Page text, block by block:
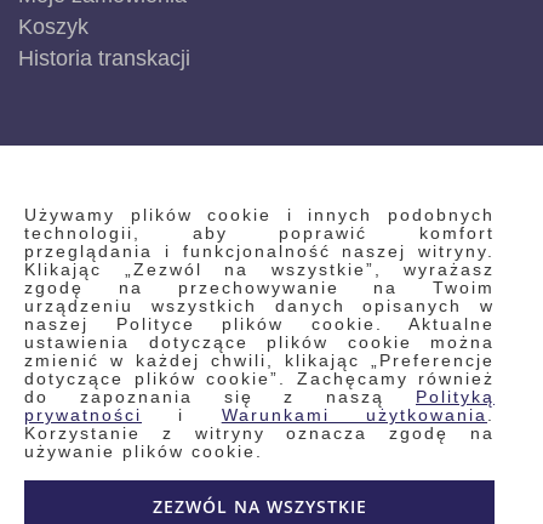
Używamy plików cookie i innych podobnych
technologii, aby poprawić komfort
przeglądania i funkcjonalność naszej witryny.
Klikając „Zezwól na wszystkie”, wyrażasz
zgodę na przechowywanie na Twoim
urządzeniu wszystkich danych opisanych w
naszej Polityce plików cookie. Aktualne
ustawienia dotyczące plików cookie można
zmienić w każdej chwili, klikając „Preferencje
dotyczące plików cookie”. Zachęcamy również
do zapoznania się z naszą Polityką
prywatności
i Warunkami użytkowania
Korzystanie z witryny oznacza zgodę na
używanie plików cookie.
ZEZWÓL NA WSZYSTKIE
Koszyk
Historia transkacji
INFORMACJE
Regulamin
Polityka prywatności i pliki cookie
Wyszukiwane frazy
Wyszukiwanie zaawansowane
Zamówienia
Skontaktuj się z nami
Odstąp od umowy